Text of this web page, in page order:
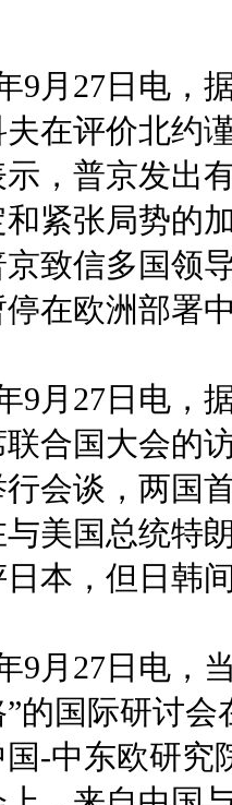
27日电，
在评价北约
，普京发出
紧张局势的
致信多国领
在欧洲部署
27日电，
合国大会的
会谈，两国
美国总统特
本，但日韩
27日电，当
”的国际研讨
-中东欧研究